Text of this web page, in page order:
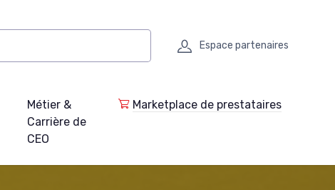
Espace partenaires
Métier &
Carrière de
CEO
Marketplace de prestataires